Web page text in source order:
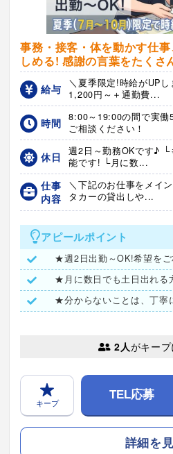
事務・接客・体を動かす仕
しめる! 感謝の言葉をたくさ
給与
＼夏季限定!時給がUP
1,200円～＋通勤費...
時間
8:00～19:00の間で実働
ご相談ください！
休日
週2日～勤務OKです♪ └
能です! └月に数...
仕事
内容
＼下記のお仕事をメイ
タカーの貸出しや...
アピールポイント
★週2日出勤～OK!希望をご
★月に数日でも土日出れる
2人がキー
キープ
TEL応募
詳細を